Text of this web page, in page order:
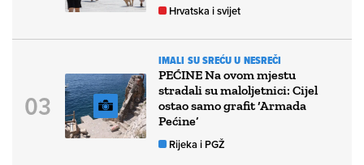
Hrvatska i svijet
IMALI SU SREĆU U NESREČI
PEĆINE Na ovom mjestu
stradali su maloljetnici: Cijel
ostao samo grafit ‘Armada
Pećine’
Rijeka i PGŽ